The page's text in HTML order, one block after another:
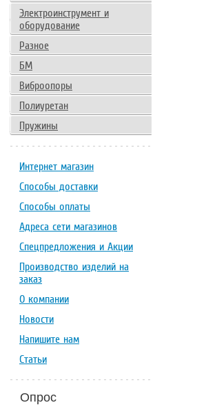
Электроинструмент и
оборудование
Разное
БМ
Виброопоры
Полиуретан
Пружины
Интернет магазин
Способы доставки
Способы оплаты
Адреса сети магазинов
Спецпредложения и Акции
Производство изделий на
заказ
О компании
Новости
Напишите нам
Статьи
Опрос